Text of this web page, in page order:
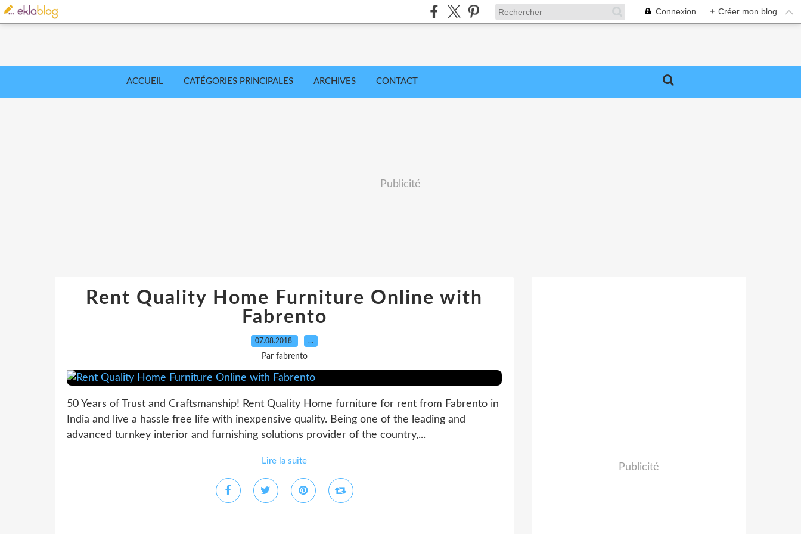
Connexion + Créer mon blog
ACCUEIL CATÉGORIES PRINCIPALES ARCHIVES CONTACT
Publicité
Rent Quality Home Furniture Online with
Fabrento
07.08.2018 …
Par fabrento
50 Years of Trust and Craftsmanship! Rent Quality Home furniture for rent from Fabrento in
India and live a hassle free life with inexpensive quality. Being one of the leading and
advanced turnkey interior and furnishing solutions provider of the country,...
Lire la suite
Publicité